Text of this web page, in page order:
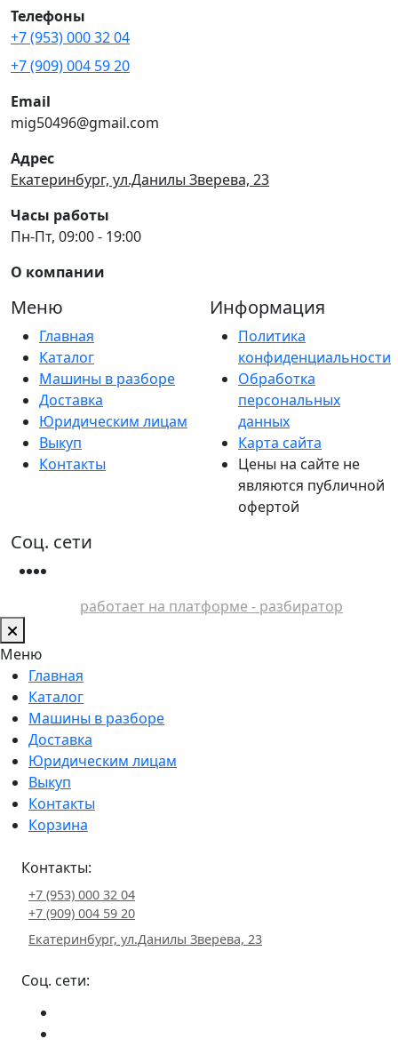
Телефоны
+7 (953) 000 32 04
+7 (909) 004 59 20
Email
mig50496@gmail.com
Адрес
Екатеринбург, ул.Данилы Зверева, 23
Часы работы
Пн-Пт, 09:00 - 19:00
О компании
Меню
Главная
Каталог
Машины в разборе
Доставка
Юридическим лицам
Выкуп
Контакты
Информация
Политика
конфиденциальности
Обработка
персональных
данных
Карта сайта
Цены на сайте не
являются публичной
офертой
Соц. сети
работает на платформе - разбиратор
Меню
Главная
Каталог
Машины в разборе
Доставка
Юридическим лицам
Выкуп
Контакты
Корзина
Контакты:
+7 (953) 000 32 04
+7 (909) 004 59 20
Екатеринбург, ул.Данилы Зверева, 23
Соц. сети: